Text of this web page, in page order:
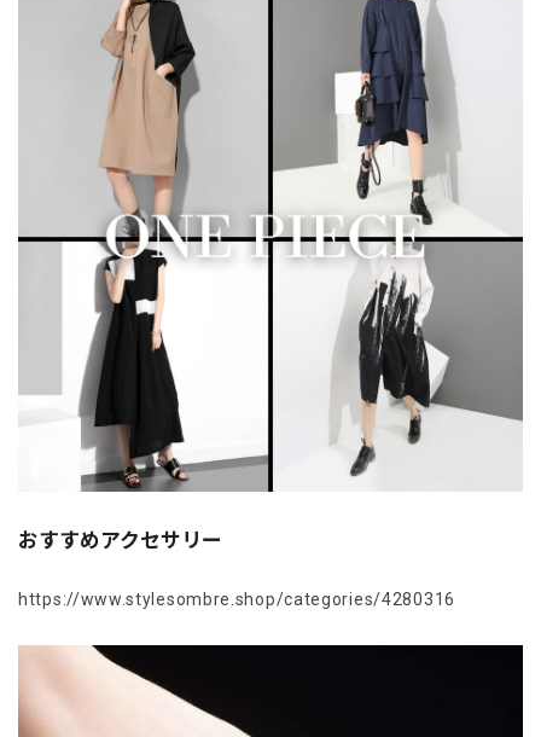
おすすめアクセサリー
https://www.stylesombre.shop/categories/4280316